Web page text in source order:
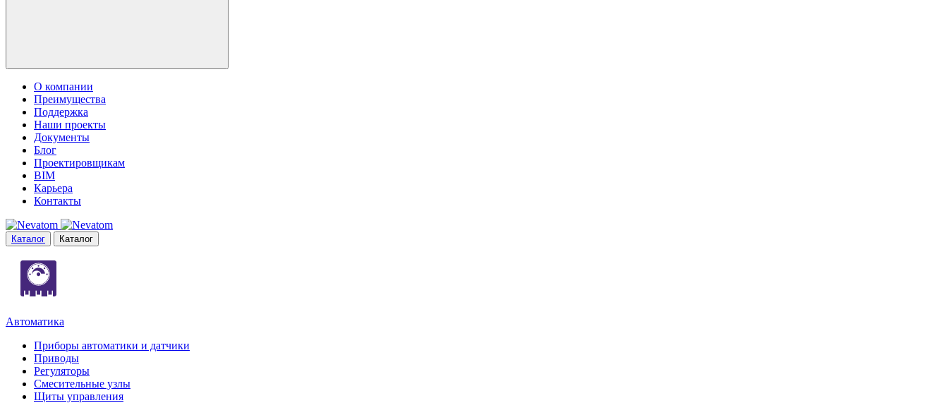
О компании
Преимущества
Поддержка
Наши проекты
Документы
Блог
Проектировщикам
BIM
Карьера
Контакты
Каталог Каталог
Автоматика
Приборы автоматики и датчики
Приводы
Регуляторы
Смесительные узлы
Щиты управления